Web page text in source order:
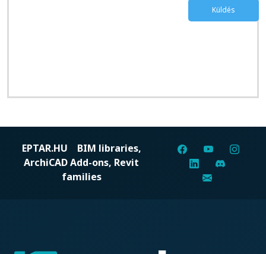
EPTAR.HU BIM libraries,
ArchiCAD Add-ons, Revit
families